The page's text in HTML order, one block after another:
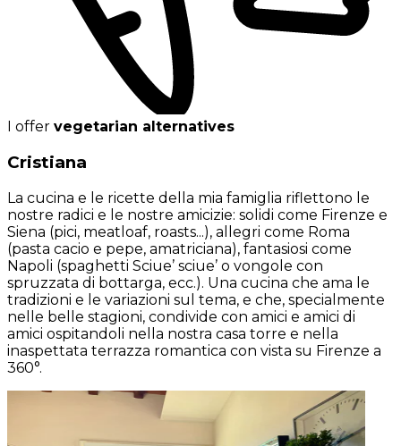
I offer vegetarian alternatives
Cristiana
La cucina e le ricette della mia famiglia riflettono le
nostre radici e le nostre amicizie: solidi come Firenze e
Siena (pici, meatloaf, roasts...), allegri come Roma
(pasta cacio e pepe, amatriciana), fantasiosi come
Napoli (spaghetti Sciue’ sciue’ o vongole con
spruzzata di bottarga, ecc.). Una cucina che ama le
tradizioni e le variazioni sul tema, e che, specialmente
nelle belle stagioni, condivide con amici e amici di
amici ospitandoli nella nostra casa torre e nella
inaspettata terrazza romantica con vista su Firenze a
360°.